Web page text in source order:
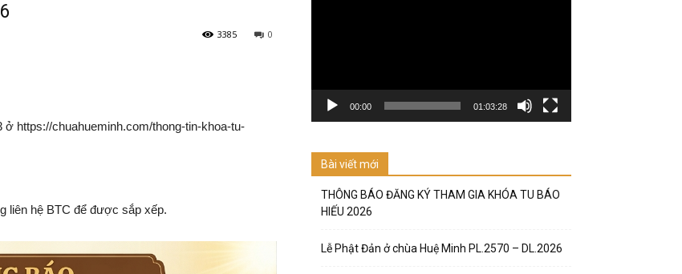
0
3385
https://chuahueminh.com/thong-tin-khoa-tu-
liên hệ BTC để được sắp xếp.
00:00 01:03:28
Bài viết mới
THÔNG BÁO ĐĂNG KÝ THAM GIA KHÓA TU BÁO
HIẾU 2026
Lễ Phật Đản ở chùa Huệ Minh PL.2570 – DL.2026